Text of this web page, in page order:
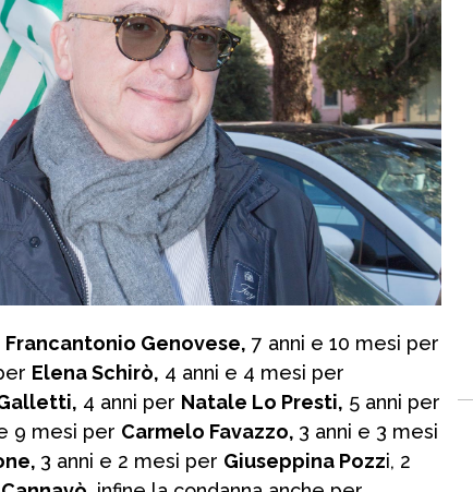
Francantonio Genovese, 7 anni e 10 mesi per
Elena Schirò, 4 anni e 4 mesi per
4 anni per Natale Lo Presti, 5 anni per
9 mesi per Carmelo Favazzo, 3 anni e 3 mesi
3 anni e 2 mesi per Giuseppina Pozzi, 2